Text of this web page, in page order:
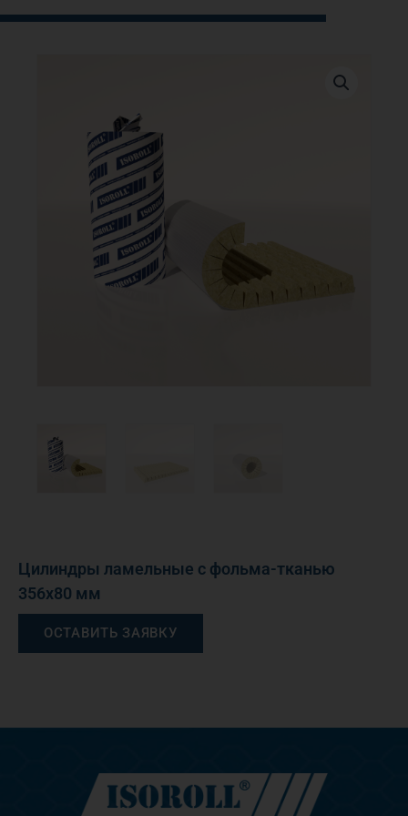
Цилиндры ламельные с фольма-тканью
356х80 мм
ОСТАВИТЬ ЗАЯВКУ